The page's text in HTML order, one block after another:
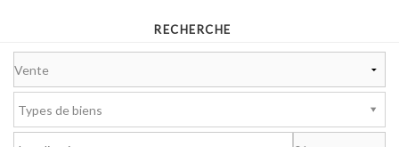
NOUS CONTACTER
RECHERCHE
Types de biens